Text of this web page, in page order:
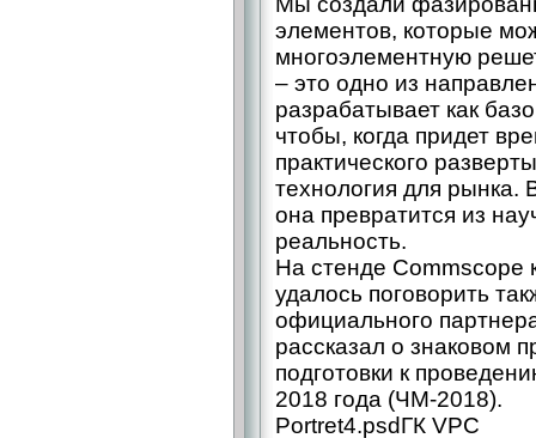
элементов, которые
многоэлементную
– это одно из
разрабатывает как
чтобы, когда придет
практического
технология для рынка.
она превратится из
реальность.
На стенде Commscope
удалось поговорить
официального
рассказал о знаковом
подготовки к
2018 года (ЧМ-2018).
Portret4.psdГК VPC